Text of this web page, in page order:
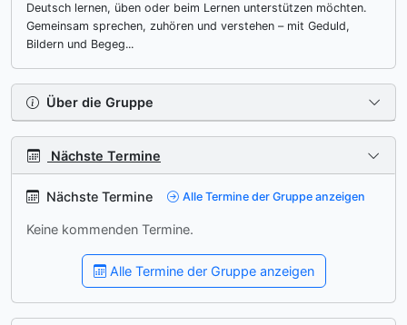
Deutsch lernen, üben oder beim Lernen unterstützen möchten.
Gemeinsam sprechen, zuhören und verstehen – mit Geduld,
Bildern und Begeg...
Über die Gruppe
Nächste Termine
Nächste Termine
Alle Termine der Gruppe anzeigen
Keine kommenden Termine.
Alle Termine der Gruppe anzeigen